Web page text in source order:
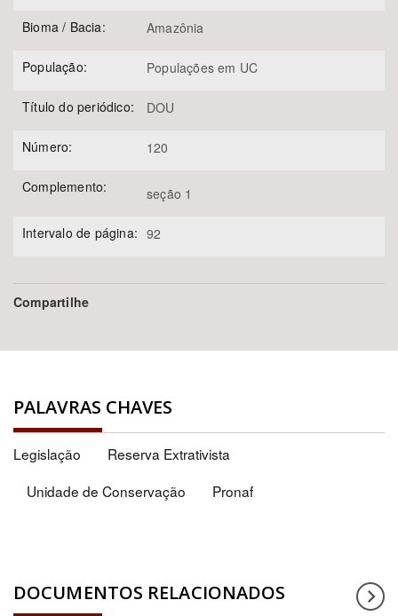
Bioma / Bacia: Amazônia
População: Populações em UC
Título do periódico: DOU
Número: 120
Complemento: seção 1
Intervalo de página: 92
Compartilhe
PALAVRAS CHAVES
Legislação
Reserva Extrativista
Unidade de Conservação
Pronaf
DOCUMENTOS RELACIONADOS